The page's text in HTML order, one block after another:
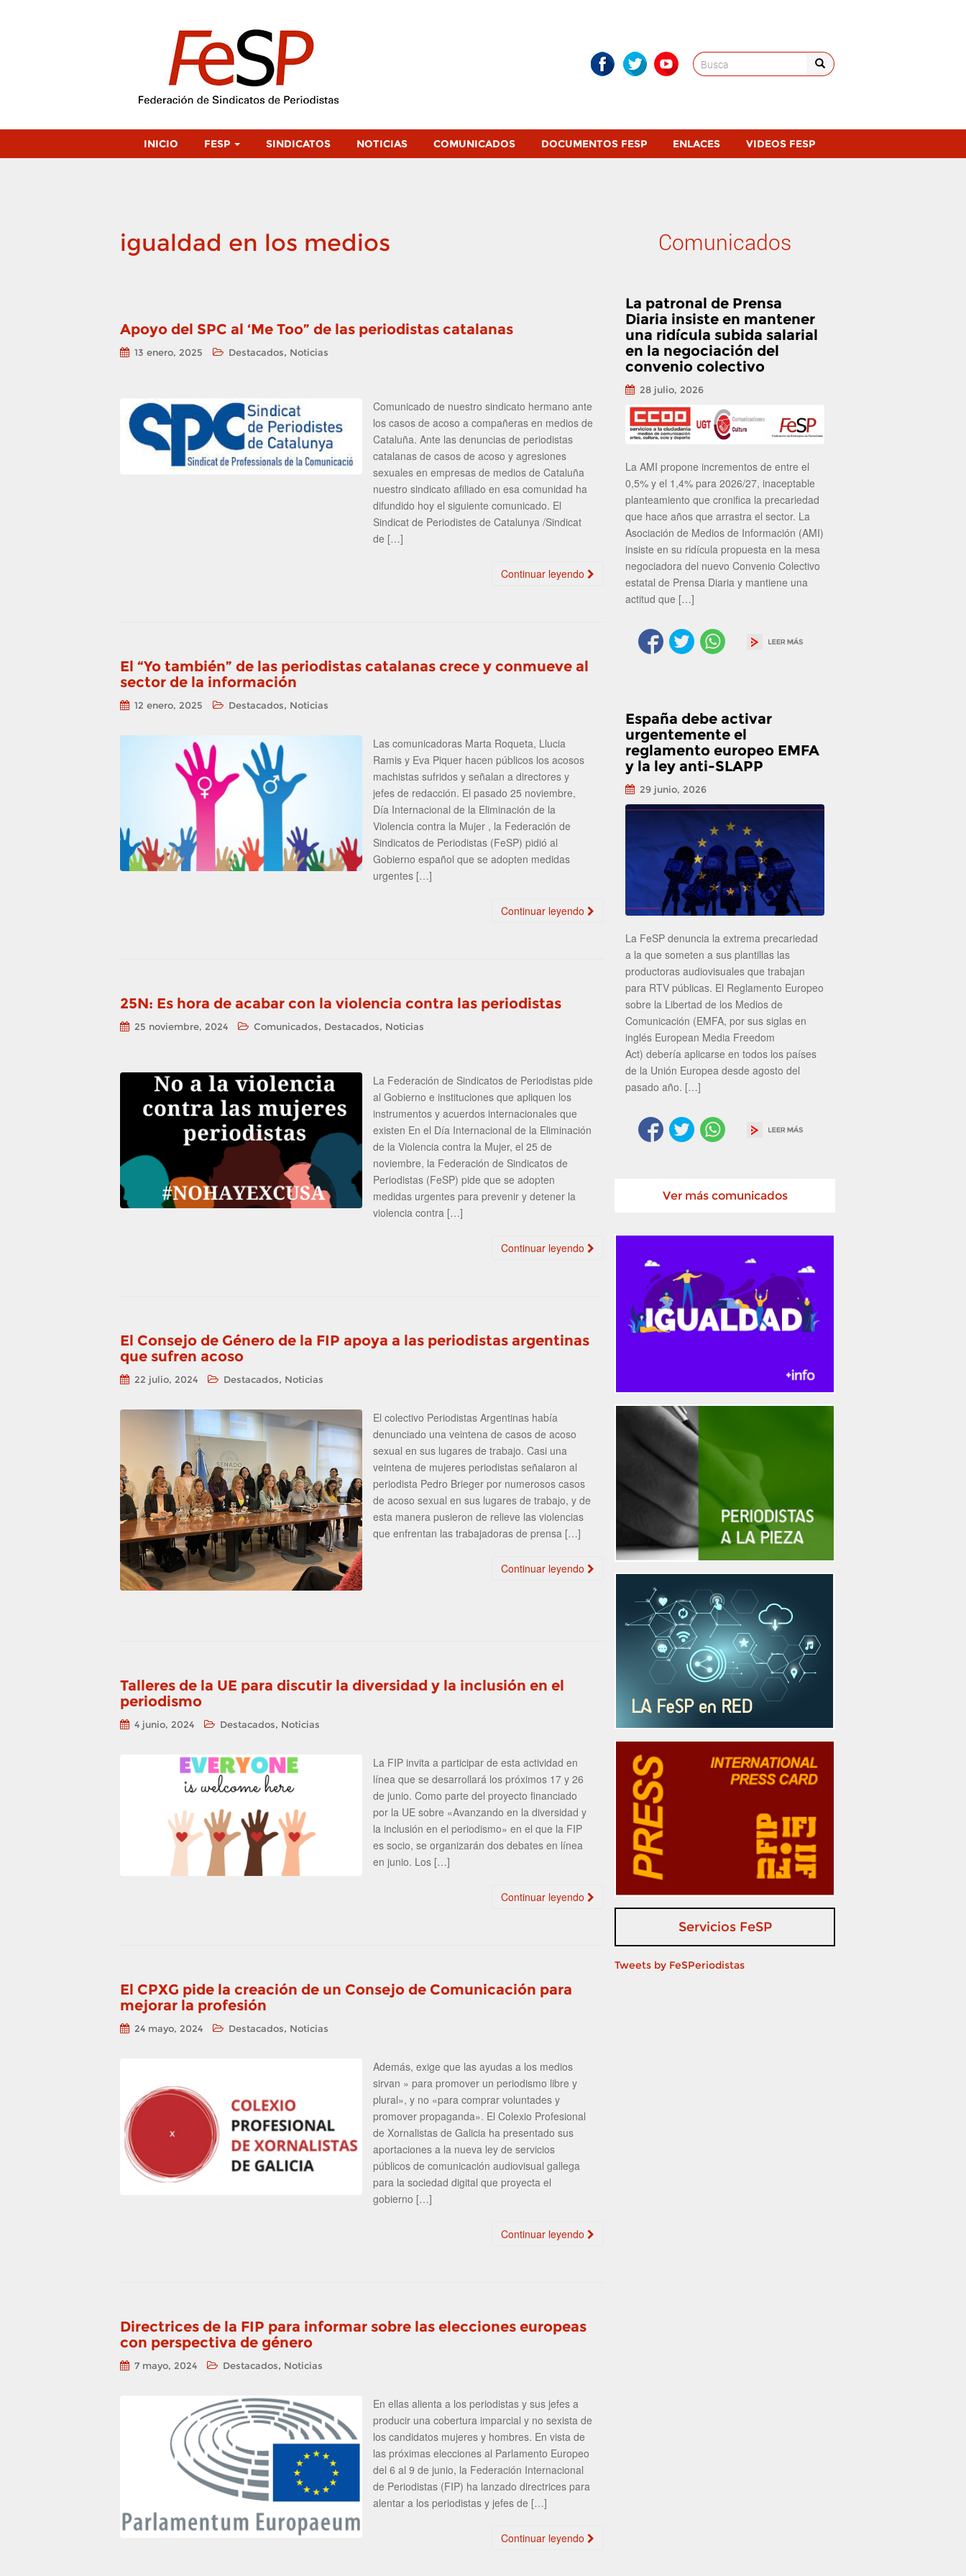
Search
for:
INICIO FESP SINDICATOS NOTICIAS COMUNICADOS DOCUMENTOS FESP ENLACES VIDEOS FESP
igualdad en los medios
Apoyo del SPC al ‘Me Too” de las periodistas catalanas
13 enero, 2025 Destacados, Noticias
Comunicado de nuestro sindicato hermano ante
los casos de acoso a compañeras en medios de
Cataluña. Ante las denuncias de periodistas
catalanas de casos de acoso y agresiones
sexuales en empresas de medios de Cataluña
nuestro sindicato afiliado en esa comunidad ha
difundido hoy el siguiente comunicado. El
Sindicat de Periodistes de Catalunya /Sindicat
de […]
Continuar leyendo
El “Yo también” de las periodistas catalanas crece y conmueve al
sector de la información
12 enero, 2025 Destacados, Noticias
Las comunicadoras Marta Roqueta, Llucia
Ramis y Eva Piquer hacen públicos los acosos
machistas sufridos y señalan a directores y
jefes de redacción. El pasado 25 noviembre,
Día Internacional de la Eliminación de la
Violencia contra la Mujer , la Federación de
Sindicatos de Periodistas (FeSP) pidió al
Gobierno español que se adopten medidas
urgentes […]
Continuar leyendo
25N: Es hora de acabar con la violencia contra las periodistas
25 noviembre, 2024 Comunicados, Destacados, Noticias
La Federación de Sindicatos de Periodistas pide
al Gobierno e instituciones que apliquen los
instrumentos y acuerdos internacionales que
existen En el Día Internacional de la Eliminación
de la Violencia contra la Mujer, el 25 de
noviembre, la Federación de Sindicatos de
Periodistas (FeSP) pide que se adopten
medidas urgentes para prevenir y detener la
violencia contra […]
Continuar leyendo
El Consejo de Género de la FIP apoya a las periodistas argentinas
que sufren acoso
22 julio, 2024 Destacados, Noticias
El colectivo Periodistas Argentinas había
denunciado una veintena de casos de acoso
sexual en sus lugares de trabajo. Casi una
veintena de mujeres periodistas señalaron al
periodista Pedro Brieger por numerosos casos
de acoso sexual en sus lugares de trabajo, y de
esta manera pusieron de relieve las violencias
que enfrentan las trabajadoras de prensa […]
Continuar leyendo
Talleres de la UE para discutir la diversidad y la inclusión en el
periodismo
4 junio, 2024 Destacados, Noticias
La FIP invita a participar de esta actividad en
línea que se desarrollará los próximos 17 y 26
de junio. Como parte del proyecto financiado
por la UE sobre «Avanzando en la diversidad y
la inclusión en el periodismo» en el que la FIP
es socio, se organizarán dos debates en línea
en junio. Los […]
Continuar leyendo
El CPXG pide la creación de un Consejo de Comunicación para
mejorar la profesión
24 mayo, 2024 Destacados, Noticias
Además, exige que las ayudas a los medios
sirvan » para promover un periodismo libre y
plural», y no «para comprar voluntades y
promover propaganda». El Colexio Profesional
de Xornalistas de Galicia ha presentado sus
aportaciones a la nueva ley de servicios
públicos de comunicación audiovisual gallega
para la sociedad digital que proyecta el
gobierno […]
Continuar leyendo
Directrices de la FIP para informar sobre las elecciones europeas
con perspectiva de género
7 mayo, 2024 Destacados, Noticias
En ellas alienta a los periodistas y sus jefes a
producir una cobertura imparcial y no sexista de
los candidatos mujeres y hombres. En vista de
las próximas elecciones al Parlamento Europeo
del 6 al 9 de junio, la Federación Internacional
de Periodistas (FIP) ha lanzado directrices para
alentar a los periodistas y jefes de […]
Continuar leyendo
Comunicados
La patronal de Prensa
Diaria insiste en mantener
una ridícula subida salarial
en la negociación del
convenio colectivo
28 julio, 2026
La AMI propone incrementos de entre el
0,5% y el 1,4% para 2026/27, inaceptable
planteamiento que cronifica la precariedad
que hace años que arrastra el sector. La
Asociación de Medios de Información (AMI)
insiste en su ridícula propuesta en la mesa
negociadora del nuevo Convenio Colectivo
estatal de Prensa Diaria y mantiene una
actitud que […]
España debe activar
urgentemente el
reglamento europeo EMFA
y la ley anti-SLAPP
29 junio, 2026
La FeSP denuncia la extrema precariedad
a la que someten a sus plantillas las
productoras audiovisuales que trabajan
para RTV públicas. El Reglamento Europeo
sobre la Libertad de los Medios de
Comunicación (EMFA, por sus siglas en
inglés European Media Freedom
Act) debería aplicarse en todos los países
de la Unión Europea desde agosto del
pasado año. […]
Ver más comunicados
Servicios FeSP
Tweets by FeSPeriodistas